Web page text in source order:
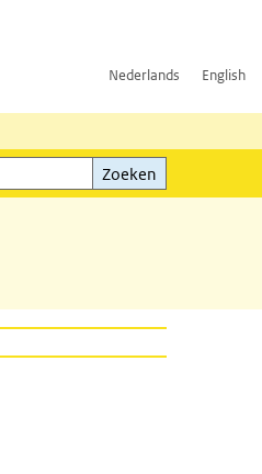
Nederlands English
Zoeken